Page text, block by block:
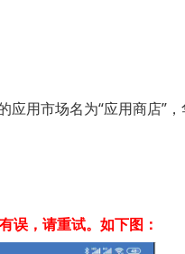
用市场名为“应用商店”
误，请重试。如下图：